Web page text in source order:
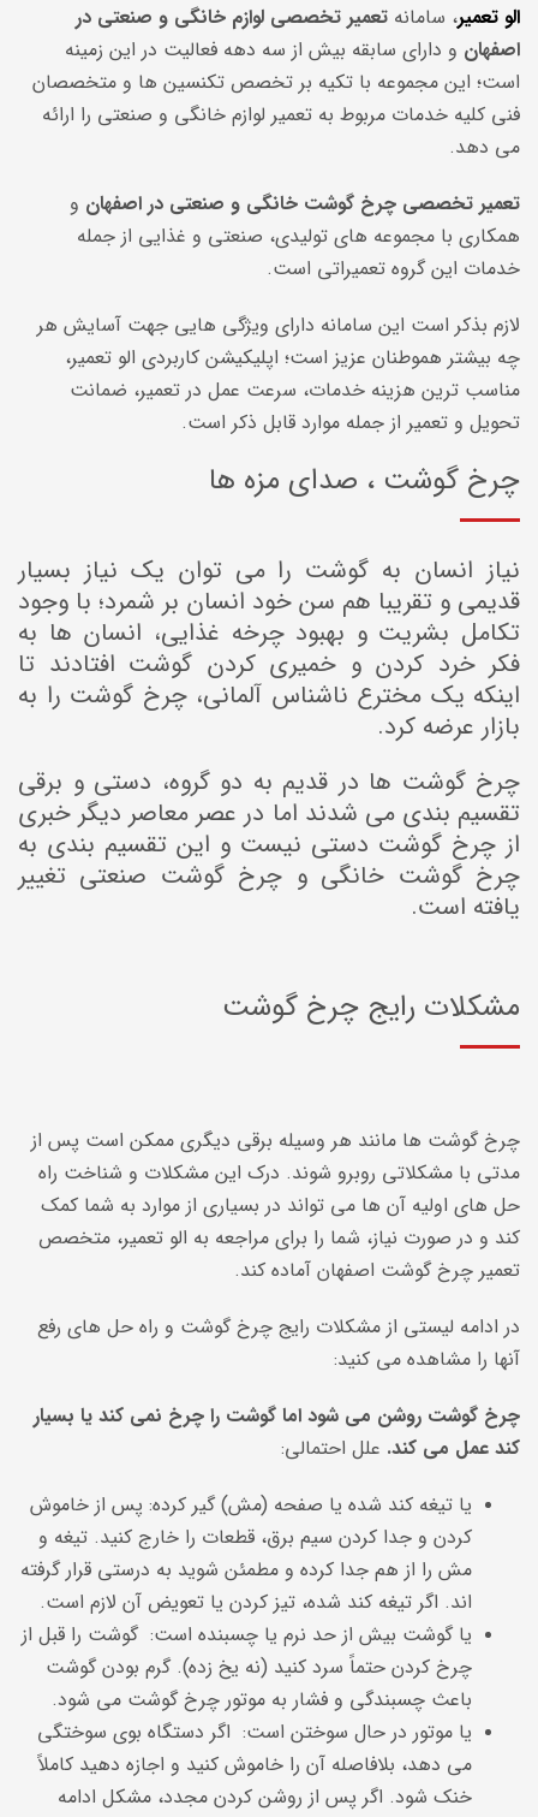
الو تعمیر، سامانه تعمیر تخصصی لوازم خانگی و صنعتی در
اصفهان و دارای سابقه بیش از سه دهه فعالیت در این زمینه
است؛ این مجموعه با تکیه بر تخصص تکنسین ها و متخصصان
فنی کلیه خدمات مربوط به تعمیر لوازم خانگی و صنعتی را ارائه
می دهد.
تعمیر تخصصی چرخ گوشت خانگی و صنعتی در اصفهان و
همکاری با مجموعه های تولیدی، صنعتی و غذایی از جمله
خدمات این گروه تعمیراتی است.
لازم بذکر است این سامانه دارای ویژگی هایی جهت آسایش هر
چه بیشتر هموطنان عزیز است؛ اپلیکیشن کاربردی الو تعمیر،
مناسب ترین هزینه خدمات، سرعت عمل در تعمیر، ضمانت
تحویل و تعمیر از جمله موارد قابل ذکر است.
چرخ گوشت ، صدای مزه ها
نیاز انسان به گوشت را می توان یک نیاز بسیار
قدیمی و تقریبا هم سن خود انسان بر شمرد؛ با وجود
تکامل بشریت و بهبود چرخه غذایی، انسان ها به
فکر خرد کردن و خمیری کردن گوشت افتادند تا
اینکه یک مخترع ناشناس آلمانی، چرخ گوشت را به
بازار عرضه کرد.
چرخ گوشت ها در قدیم به دو گروه، دستی و برقی
تقسیم بندی می شدند اما در عصر معاصر دیگر خبری
از چرخ گوشت دستی نیست و این تقسیم بندی به
چرخ گوشت خانگی و چرخ گوشت صنعتی تغییر
یافته است.
مشکلات رایج چرخ گوشت
چرخ گوشت ها مانند هر وسیله برقی دیگری ممکن است پس از
مدتی با مشکلاتی روبرو شوند. درک این مشکلات و شناخت راه
حل های اولیه آن ها می تواند در بسیاری از موارد به شما کمک
کند و در صورت نیاز، شما را برای مراجعه به الو تعمیر، متخصص
تعمیر چرخ گوشت اصفهان آماده کند.
در ادامه لیستی از مشکلات رایج چرخ گوشت و راه حل های رفع
آنها را مشاهده می کنید:
چرخ گوشت روشن می شود اما گوشت را چرخ نمی کند یا بسیار
کند عمل می کند. علل احتمالی:
یا تیغه کند شده یا صفحه (مش) گیر کرده: پس از خاموش
کردن و جدا کردن سیم برق، قطعات را خارج کنید. تیغه و
مش را از هم جدا کرده و مطمئن شوید به درستی قرار گرفته
اند. اگر تیغه کند شده، تیز کردن یا تعویض آن لازم است.
یا گوشت بیش از حد نرم یا چسبنده است: گوشت را قبل از
چرخ کردن حتماً سرد کنید (نه یخ زده). گرم بودن گوشت
باعث چسبندگی و فشار به موتور چرخ گوشت می شود.
یا موتور در حال سوختن است: اگر دستگاه بوی سوختگی
می دهد، بلافاصله آن را خاموش کنید و اجازه دهید کاملاً
خنک شود. اگر پس از روشن کردن مجدد، مشکل ادامه